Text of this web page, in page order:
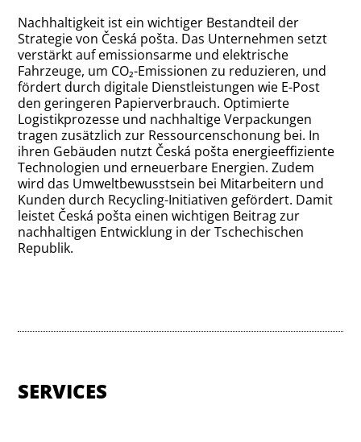
Nachhaltigkeit ist ein wichtiger Bestandteil der
Strategie von Česká pošta. Das Unternehmen setzt
verstärkt auf emissionsarme und elektrische
Fahrzeuge, um CO₂-Emissionen zu reduzieren, und
fördert durch digitale Dienstleistungen wie E-Post
den geringeren Papierverbrauch. Optimierte
Logistikprozesse und nachhaltige Verpackungen
tragen zusätzlich zur Ressourcenschonung bei. In
ihren Gebäuden nutzt Česká pošta energieeffiziente
Technologien und erneuerbare Energien. Zudem
wird das Umweltbewusstsein bei Mitarbeitern und
Kunden durch Recycling-Initiativen gefördert. Damit
leistet Česká pošta einen wichtigen Beitrag zur
nachhaltigen Entwicklung in der Tschechischen
Republik.
SERVICES